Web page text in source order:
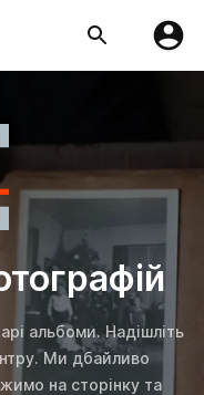
альбоми. Надішліть
Ми дбайливо
на сторінку та